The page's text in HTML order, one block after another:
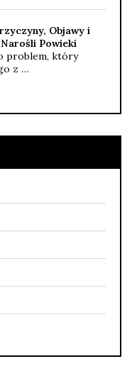
Objawy i
Powieki
problem, który
z …